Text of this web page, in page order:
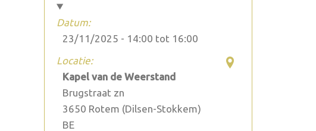
Datum:
23/11/2025 - 14:00 tot 16:00
Locatie:
Kapel van de Weerstand
Brugstraat zn
3650 Rotem (Dilsen-Stokkem)
BE